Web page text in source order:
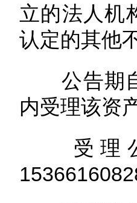
立的法人机
认定的其他
公告期自
内受理该资
受理公